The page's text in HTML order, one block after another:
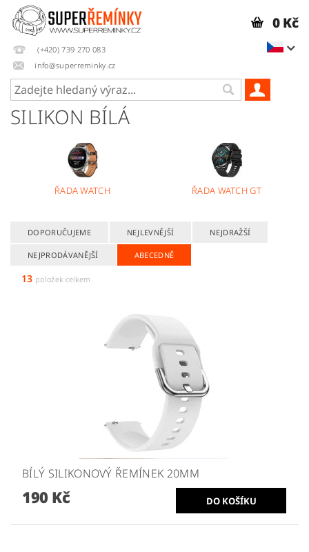
(+420) 739 270 083
info@superreminky.cz
0 Kč
SILIKON BÍLÁ
ŘADA WATCH ŘADA WATCH GT
DOPORUČUJEME NEJLEVNĚJŠÍ NEJDRAŽŠÍ
NEJPRODÁVANĚJŠÍ ABECEDNĚ
13 položek celkem
BÍLÝ SILIKONOVÝ ŘEMÍNEK 20MM
190 Kč